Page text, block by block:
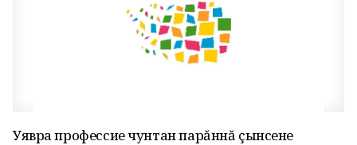
Уявра профессие чунтан парăннă çынсене